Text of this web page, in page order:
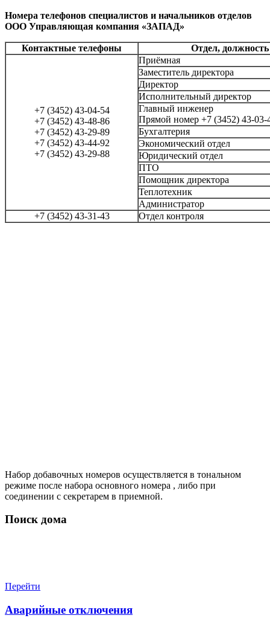
Номера телефонов специалистов и начальников отделов
ООО Управляющая компания «ЗАПАД»
Контактные телефоны Отдел, должность
+7 (3452) 43-04-54
+7 (3452) 43-48-86
+7 (3452) 43-29-89
+7 (3452) 43-44-92
+7 (3452) 43-29-88
Приёмная
Заместитель директора
Директор
Исполнительный директор
Главный инженер
Прямой номер +7 (3452) 43-03-
Бухгалтерия
Экономический отдел
Юридический отдел
ПТО
Помощник директора
Теплотехник
Администратор
+7 (3452) 43-31-43
Отдел контроля
Набор добавочных номеров осуществляется в тональном
режиме после набора основного номера , либо при
соединении с секретарем в приемной.
Поиск дома
Перейти
Аварийные отключения